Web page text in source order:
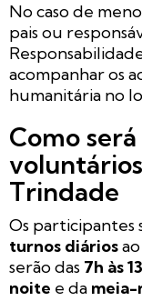
No caso de
pais ou
acompanhar os
humanitária no
Como
Trindade
Os participantes
turnos diários
serão das 7h às
noite e da meia-